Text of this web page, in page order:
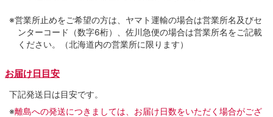
※営業所止めをご希望の方は、ヤマト運輸の場合は営業所名及びセ
ンターコード（数字6桁）、佐川急便の場合は営業所名をご記載
ください。（北海道内の営業所に限ります）
お届け日目安
下記発送日は目安です。
※離島への発送につきましては、お届け日数をいただく場合がござ